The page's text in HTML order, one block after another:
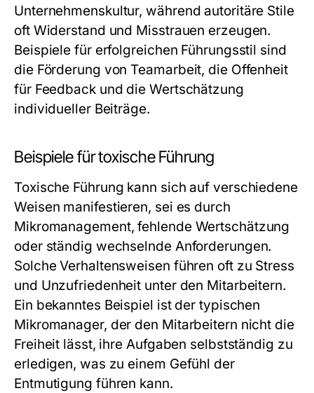
Unternehmenskultur, während autoritäre Stile
oft Widerstand und Misstrauen erzeugen.
Beispiele für erfolgreichen Führungsstil sind
die Förderung von Teamarbeit, die Offenheit
für Feedback und die Wertschätzung
individueller Beiträge.
Beispiele für toxische Führung
Toxische Führung kann sich auf verschiedene
Weisen manifestieren, sei es durch
Mikromanagement, fehlende Wertschätzung
oder ständig wechselnde Anforderungen.
Solche Verhaltensweisen führen oft zu Stress
und Unzufriedenheit unter den Mitarbeitern.
Ein bekanntes Beispiel ist der typischen
Mikromanager, der den Mitarbeitern nicht die
Freiheit lässt, ihre Aufgaben selbstständig zu
erledigen, was zu einem Gefühl der
Entmutigung führen kann.